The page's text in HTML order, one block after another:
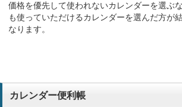
8月3日
東京都
SG-463 世界のゴルフコース
福岡県
NA-114 広重東海道五十三次
価格を優先して使われないカレンダーを選ぶ
も使っていただけるカレンダーを選んだ方が
なります。
カレンダー便利帳